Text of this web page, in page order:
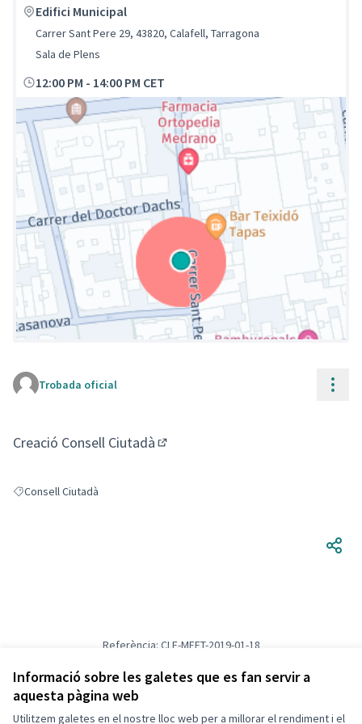
Informació sobre les galetes que es fan servir a
aquesta pàgina web
Utilitzem galetes en el nostre lloc web per a millorar el rendiment i el
Edifici Municipal
Carrer Sant Pere 29, 43820, Calafell, Tarragona
Sala de Plens
12:00 PM - 14:00 PM CET
(Enllaç extern)
Trobada oficial
Creació Consell Ciutadà
Resultats en filtrar per: Consell Ciutadà
Consell Ciutadà
Referència: CLF-MEET-2019-01-18
Afegir al calendari